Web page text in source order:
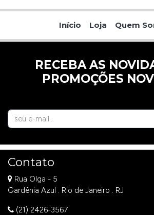
Início Loja Quem
RECEBA AS
PROMOÇÕES
Contato
Rua Olga - 5
Gardênia Azul . Rio de Janeiro . RJ
(21) 2426-3567